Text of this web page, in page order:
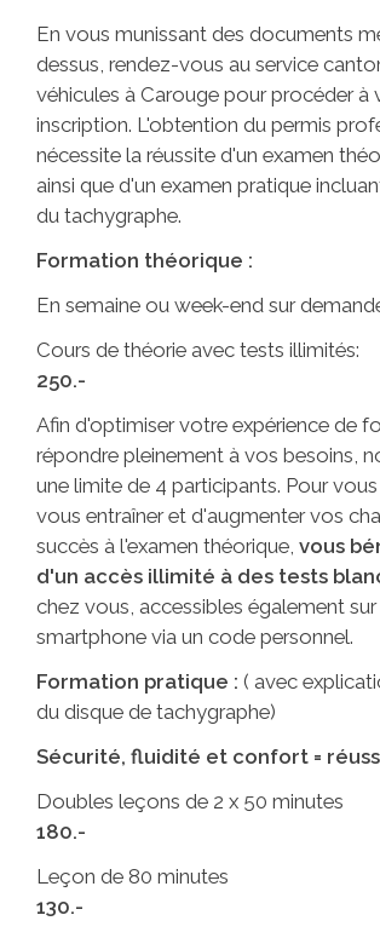
En vous munissant des documents
dessus, rendez-vous au service
véhicules à Carouge pour procéder à
inscription. L'obtention du permis
nécessite la réussite d'un examen
ainsi que d'un examen pratique
du tachygraphe.
Formation théorique :
En semaine ou week-end sur
Cours de théorie avec tests illimités:
250.-
Afin d'optimiser votre expérience de
répondre pleinement à vos besoins,
une limite de 4 participants. Pour
vous entraîner et d'augmenter vos
succès à l'examen théorique, vous
d'un accès illimité à des tests
chez vous, accessibles également
smartphone via un code personnel.
Formation pratique : ( avec
du disque de tachygraphe)
Sécurité, fluidité et confort =
Doubles leçons de 2 x 50 minutes
180.-
Leçon de 80 minutes
130.-